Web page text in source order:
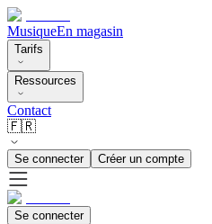
MusiqueEn magasin
Tarifs
Ressources
Contact
🇫🇷
Se connecter Créer un compte
Se connecter